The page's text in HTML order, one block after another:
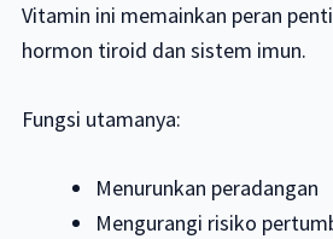
Vitamin ini memainkan peran
hormon tiroid dan sistem imun.
Fungsi utamanya:
Menurunkan peradangan
Mengurangi risiko